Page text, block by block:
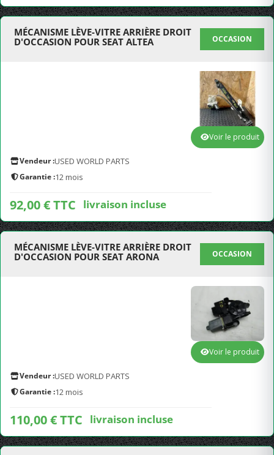
MÉCANISME LÈVE-VITRE ARRIÈRE DROIT
D'OCCASION POUR SEAT ALTEA
OCCASION
Vendeur :USED WORLD PARTS
Garantie :12 mois
92,00 € TTC livraison incluse
Voir le produit
MÉCANISME LÈVE-VITRE ARRIÈRE DROIT
D'OCCASION POUR SEAT ARONA
OCCASION
Vendeur :USED WORLD PARTS
Garantie :12 mois
110,00 € TTC livraison incluse
Voir le produit